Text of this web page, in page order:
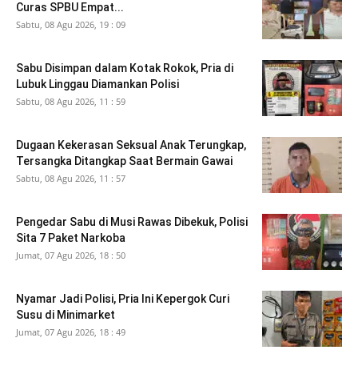
Curas SPBU Empat...
Sabtu, 08 Agu 2026, 19 : 09
Sabu Disimpan dalam Kotak Rokok, Pria di
Lubuk Linggau Diamankan Polisi
Sabtu, 08 Agu 2026, 11 : 59
Dugaan Kekerasan Seksual Anak Terungkap,
Tersangka Ditangkap Saat Bermain Gawai
Sabtu, 08 Agu 2026, 11 : 57
Pengedar Sabu di Musi Rawas Dibekuk, Polisi
Sita 7 Paket Narkoba
Jumat, 07 Agu 2026, 18 : 50
Nyamar Jadi Polisi, Pria Ini Kepergok Curi
Susu di Minimarket
Jumat, 07 Agu 2026, 18 : 49